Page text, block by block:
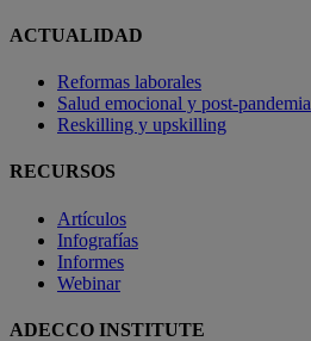
ACTUALIDAD
Reformas laborales
Salud emocional y post-pandemia
Reskilling y upskilling
RECURSOS
Artículos
Infografías
Informes
Webinar
ADECCO INSTITUTE